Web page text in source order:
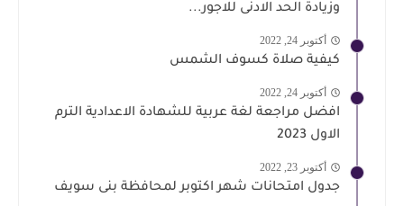
وزيادة الحد الادنى للاجور...
أكتوبر 24, 2022
كيفية صلاة كسوف الشمس
أكتوبر 24, 2022
افضل مراجعة لغة عربية للشهادة الاعدادية الترم
الاول 2023
أكتوبر 23, 2022
جدول امتحانات شهر اكتوبر لمحافظة بنى سويف